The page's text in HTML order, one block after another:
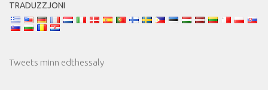
TRADUZZJONI
Tweets minn edthessaly